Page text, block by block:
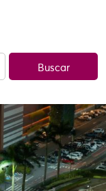
Buscar